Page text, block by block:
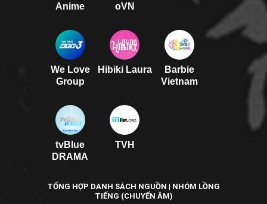
Anime
oVN
We Love
Group
Hibiki Laura
Barbie
Vietnam
tvBlue
DRAMA
TVH
TỔNG HỢP DANH SÁCH NGUỒN | NHÓM LỒNG
TIẾNG (CHUYỂN ÂM)